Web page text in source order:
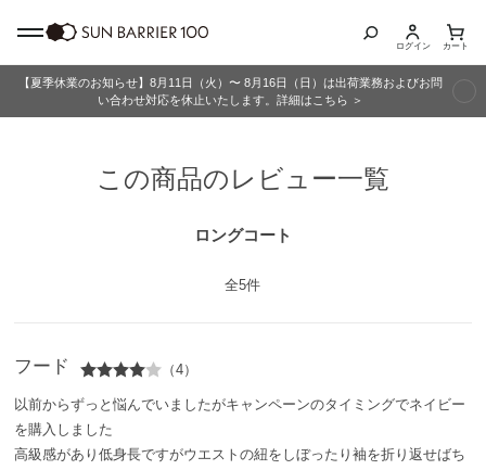
商品カテゴリ
メンズ
キッズ
ログイン カート
【夏季休業のお知らせ】8月11日（火）〜 8月16日（日）は出荷業務およびお問
い合わせ対応を休止いたします。詳細はこちら ＞
この商品のレビュー一覧
ロングコート
全5件
フード （4）
以前からずっと悩んでいましたがキャンペーンのタイミングでネイビー
を購入しました
高級感があり低身長ですがウエストの紐をしぼったり袖を折り返せばち